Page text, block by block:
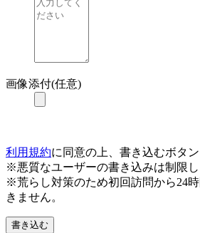
画像添付(任意)
利用規約に同意の上、書き込むボタ
※悪質なユーザーの書き込みは制限し
※荒らし対策のため初回訪問から24
きません。
書き込む